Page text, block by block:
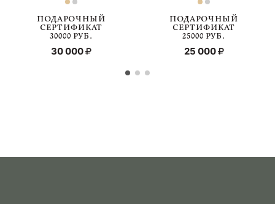
ПОДАРОЧНЫЙ
СЕРТИФИКАТ
30000 РУБ.
30 000
ПОДАРОЧНЫЙ
СЕРТИФИКАТ
25000 РУБ.
25 000